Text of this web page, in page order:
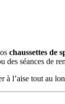
chaussettes de
des séances de
à l’aise tout au